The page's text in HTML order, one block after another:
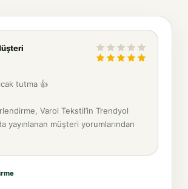
tutma 👍
Varol Tekstil’in Trendyol
yayınlanan müşteri yorumlarından